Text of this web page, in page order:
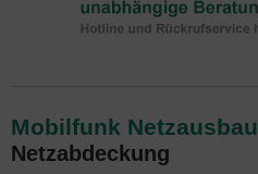
Mobilfunk Netzausbau
Netzabdeckung